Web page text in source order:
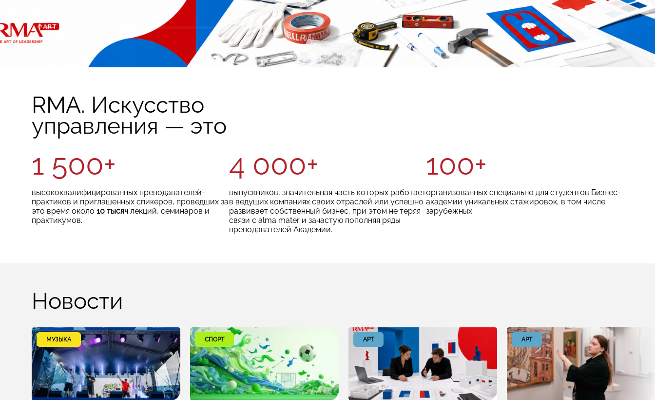
RMA. Искусство
управления — это
1 500+
высококвалифицированных преподавателей-
практиков и приглашенных спикеров, проведших за
это время около 10 тысяч лекций, семинаров и
практикумов.
4 000+
выпускников, значительная часть которых работает
в ведущих компаниях своих отраслей или успешно
развивает собственный бизнес, при этом не теряя
связи с alma mater и зачастую пополняя ряды
преподавателей Академии.
100+
организованных специально для студентов Бизнес-
академии уникальных стажировок, в том числе
зарубежных.
Новости
МУЗЫКА СПОРТ АРТ АРТ